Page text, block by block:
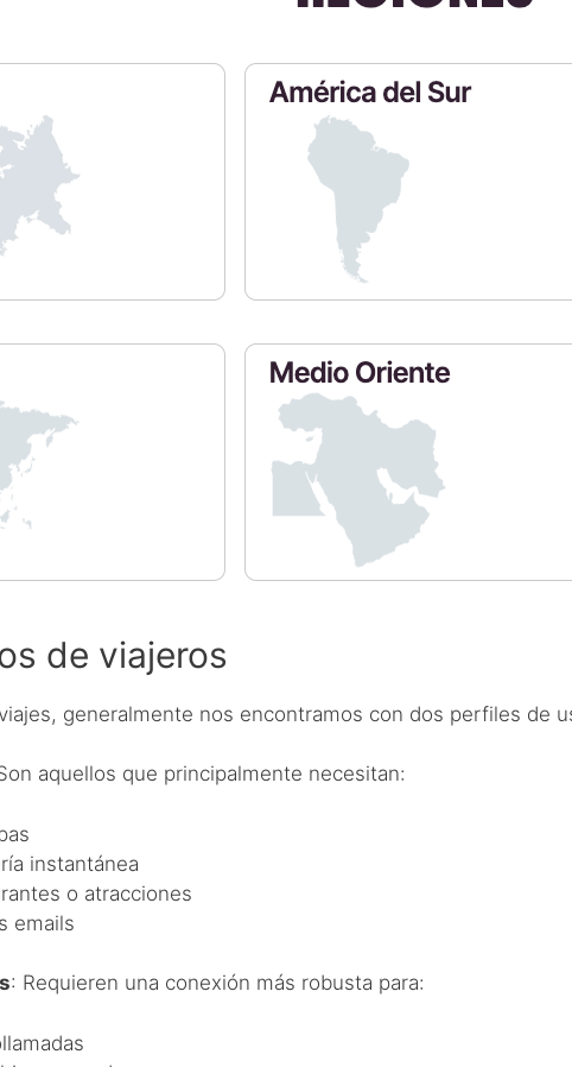
de viajeros
generalmente nos encontramos con dos perfiles de
aquellos que principalmente necesitan:
instantánea
o atracciones
emails
: Requieren una conexión más robusta para: